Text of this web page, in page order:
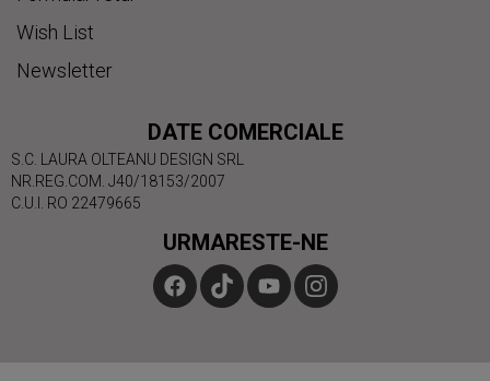
Wish List
Newsletter
DATE COMERCIALE
S.C. LAURA OLTEANU DESIGN SRL
NR.REG.COM. J40/18153/2007
C.U.I. RO 22479665
URMARESTE-NE